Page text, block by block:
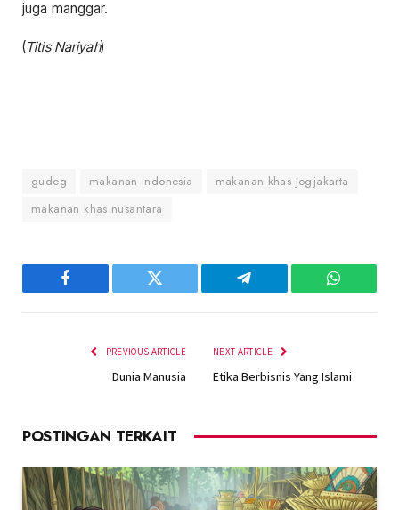
juga manggar.
(Titis Nariyah)
gudeg makanan indonesia
makanan khas jogjakarta
makanan khas nusantara
Facebook Twitter Telegram
PREVIOUS ARTICLE
Dunia Manusia
NEXT ARTICLE
Etika Berbisnis Yang Islami
POSTINGAN TERKAIT